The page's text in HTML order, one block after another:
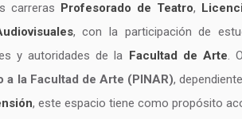
carreras Profesorado de Teatro,
, con la participación de
y autoridades de la Facultad de Arte.
a la Facultad de Arte (PINAR),
, este espacio tiene como propósito